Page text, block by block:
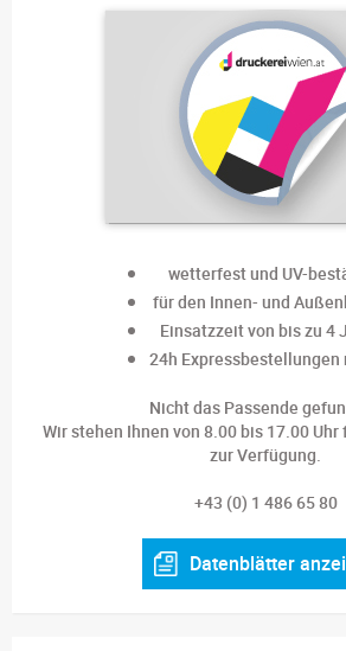
wetterfest und UV-
für den Innen- und
Einsatzzeit von bis zu 4
24h Expressbestellungen
Nicht das Passende
Wir stehen Ihnen von 8.00 bis 17.00
zur Verfügung.
+43 (0) 1 486 65 80
Datenblätter